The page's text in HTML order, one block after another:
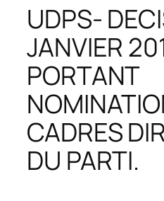
UDPS-
JANVIER
PORTANT
CADRES
DU PARTI.